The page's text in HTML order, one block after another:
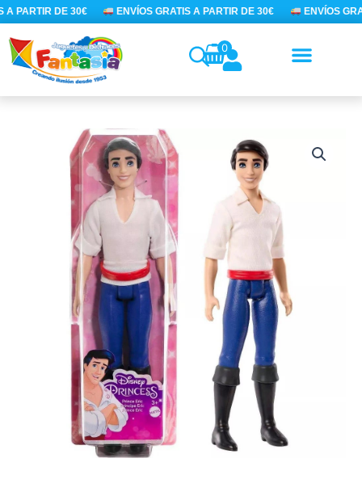
Ir
al
contenido
PARTIR DE 30€ ENVÍOS GRATIS A PARTIR DE 30€ ENVÍOS
0